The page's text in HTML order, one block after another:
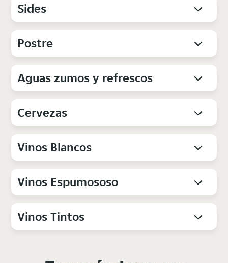
Sides
Postre
Aguas zumos y refrescos
Cervezas
Vinos Blancos
Vinos Espumososo
Vinos Tintos